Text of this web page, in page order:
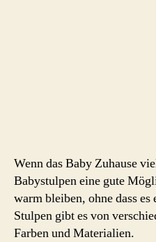
Wenn das Baby Zuhause
Babystulpen eine gute
warm bleiben, ohne dass es
Stulpen gibt es von
Farben und Materialien.